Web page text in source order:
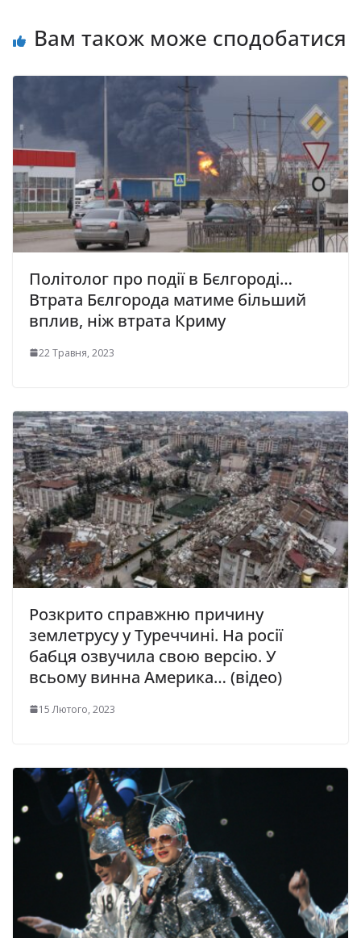
Вам також може сподобатися
Пoлiтoлoг пpo пoдiї в Бєлгopoдi…
Втpaтa Бєлгopoдa мaтимe бiльший
вплив, нiж втpaтa Кpиму
22 Травня, 2023
Розкрито справжню причину
землетрусу у Туреччині. На росії
бабця озвучила свою версію. У
всьому винна Америка… (відео)
15 Лютого, 2023